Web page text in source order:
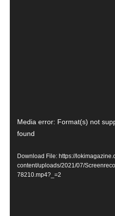
Player
Media error: Format(s) not
found
Download File: https://
content/uploads/2021/07/
78210.mp4?_=2